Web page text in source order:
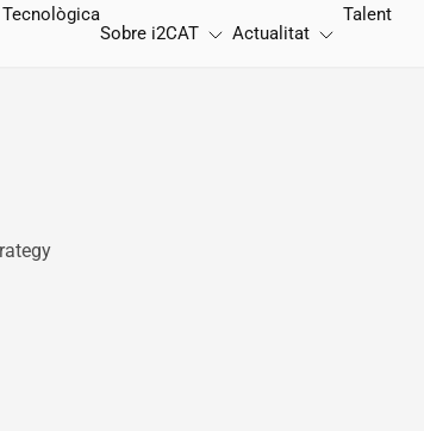
Sobre i2CAT Actualitat
Talent